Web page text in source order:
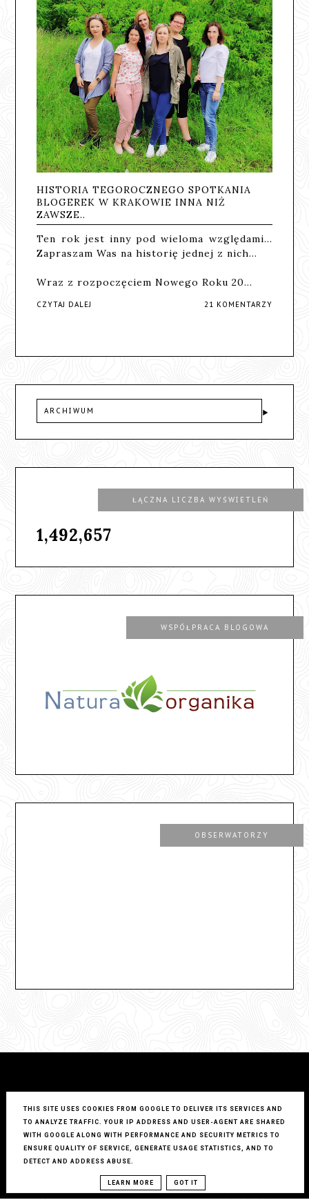
HISTORIA TEGOROCZNEGO SPOTKANIA
BLOGEREK W KRAKOWIE INNA NIŻ
ZAWSZE..
Ten rok jest inny pod wieloma względami...
Zapraszam Was na historię jednej z nich...
Wraz z rozpoczęciem Nowego Roku 20…
CZYTAJ DALEJ 21 KOMENTARZY
ARCHIWUM
ŁĄCZNA LICZBA WYŚWIETLEŃ
1,492,657
WSPÓŁPRACA BLOGOWA
OBSERWATORZY
THIS SITE USES COOKIES FROM GOOGLE TO DELIVER ITS SERVICES AND
TO ANALYZE TRAFFIC. YOUR IP ADDRESS AND USER-AGENT ARE SHARED
WITH GOOGLE ALONG WITH PERFORMANCE AND SECURITY METRICS TO
ENSURE QUALITY OF SERVICE, GENERATE USAGE STATISTICS, AND TO
DETECT AND ADDRESS ABUSE.
LEARN MORE GOT IT